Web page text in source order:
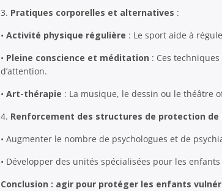
3. Pratiques corporelles et alternatives :
• Activité physique régulière : Le sport aide à
• Pleine conscience et méditation : Ces
d’attention.
• Art-thérapie : La musique, le dessin ou le théâtre
4. Renforcement des structures de protection de
• Augmenter le nombre de psychologues et de
• Développer des unités spécialisées pour les
Conclusion : agir pour protéger les enfants